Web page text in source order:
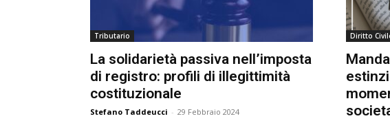
Tributario
La solidarietà passiva nell’imposta
di registro: profili di illegittimità
costituzionale
Stefano Taddeucci - 29 Febbraio 2024
Diritto